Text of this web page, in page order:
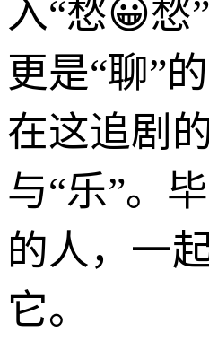
入“愁😀愁
更是“聊”
在这追剧
与“乐”。
的人，一
它。